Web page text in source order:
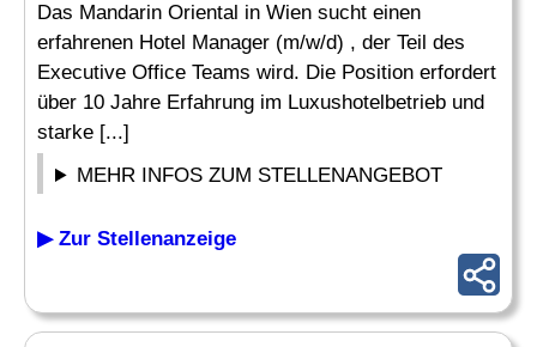
Das Mandarin Oriental in Wien sucht einen
erfahrenen Hotel Manager (m/w/d) , der Teil des
Executive Office Teams wird. Die Position erfordert
über 10 Jahre Erfahrung im Luxushotelbetrieb und
starke [...]
MEHR INFOS ZUM STELLENANGEBOT
▶ Zur Stellenanzeige